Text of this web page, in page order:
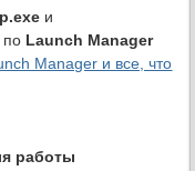
и
по Launch Manager
Manager и все, что
работы